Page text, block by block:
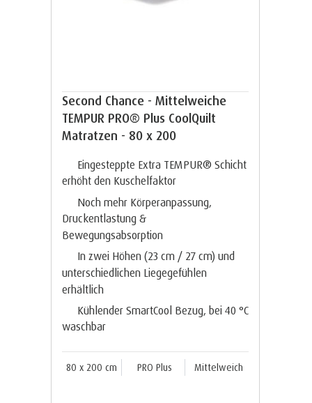
Second Chance - Mittelweiche
TEMPUR PRO® Plus CoolQuilt
Matratzen - 80 x 200
Eingesteppte Extra TEMPUR® Schicht
erhöht den Kuschelfaktor
Noch mehr Körperanpassung,
Druckentlastung &
Bewegungsabsorption
In zwei Höhen (23 cm / 27 cm) und
unterschiedlichen Liegegefühlen
erhältlich
Kühlender SmartCool Bezug, bei 40 °C
waschbar
80 x 200 cm PRO Plus Mittelweich